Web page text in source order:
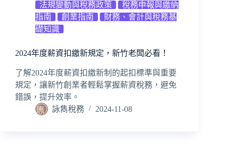
法規變動與稅務政策
稅務申報與繳納
指南
創業指南
財務、會計與稅務基
礎知識
2024年度薪資扣繳新規定，新竹老闆必看！
了解2024年度薪資扣繳新制的起扣標準與重要
規定，讓新竹創業者輕鬆掌握薪資稅務，避免
錯誤，提升效率。
詠雋稅務
2024-11-08